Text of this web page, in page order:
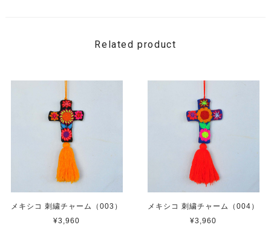
Related product
メキシコ 刺繍チャーム（003）
¥3,960
メキシコ 刺繍チャーム（004）
¥3,960